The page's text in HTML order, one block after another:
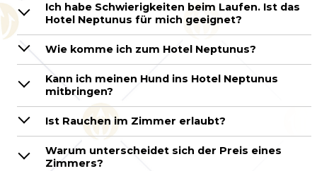
Ich habe Schwierigkeiten beim Laufen. Ist das
Hotel Neptunus für mich geeignet?
Wie komme ich zum Hotel Neptunus?
Kann ich meinen Hund ins Hotel Neptunus
mitbringen?
Ist Rauchen im Zimmer erlaubt?
Warum unterscheidet sich der Preis eines
Zimmers?